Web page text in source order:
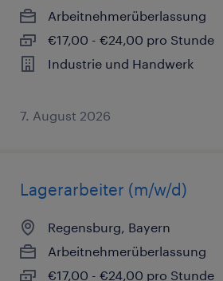
Arbeitnehmerüberlassung
€17,00 - €24,00 pro Stunde
Industrie und Handwerk
7. August 2026
Lagerarbeiter (m/w/d)
Regensburg, Bayern
Arbeitnehmerüberlassung
€17,00 - €24,00 pro Stunde